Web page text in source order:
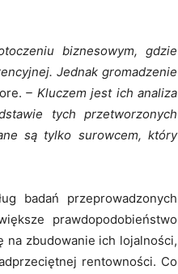
biznesowym, gdzie
Jednak gromadzenie
– Kluczem jest ich analiza
tych przetworzonych
są tylko surowcem, który
badań przeprowadzonych
prawdopodobieństwo
zbudowanie ich lojalności,
rentowności. Co